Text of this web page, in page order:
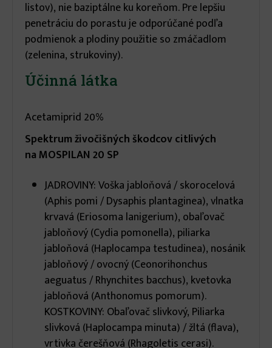
listov), nie baziptálne ku koreňom. Pre lepšiu
penetráciu do porastu je odporúčané podľa
podmienok a plodiny použitie so zmáčadlom
(zelenina, strukoviny).
Účinná látka
Acetamiprid 20%
Spektrum živočišných škodcov citlivých
na MOSPILAN 20 SP
JADROVINY: Voška jabloňová / skorocelová
(Aphis pomi / Dysaphis plantaginea), vlnatka
krvavá (Eriosoma lanigerium), obaľovač
jabloňový (Cydia pomonella), piliarka
jabloňová (Haplocampa testudinea), nosánik
jabloňový / ovocný (Ceonorihonchus
aeguatus / Rhynchites bacchus), kvetovka
jabloňová (Anthonomus pomorum).
KOSTKOVINY: Obaľovač slivkový, Piliarka
slivková (Haplocampa minuta) / žltá (flava),
vrtivka čerešňová (Rhagoletis cerasi).